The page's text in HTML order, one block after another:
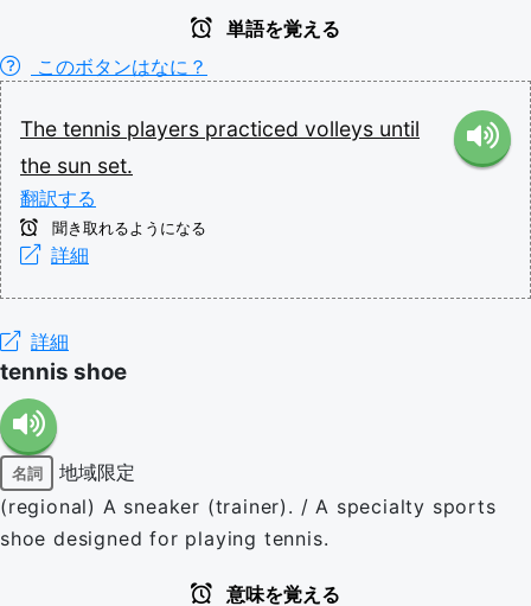
単語を覚える
このボタンはなに？
The tennis players practiced volleys until
the sun set.
翻訳する
聞き取れるようになる
詳細
詳細
tennis shoe
名詞
地域限定
(regional) A sneaker (trainer). / A specialty sports
shoe designed for playing tennis.
意味を覚える